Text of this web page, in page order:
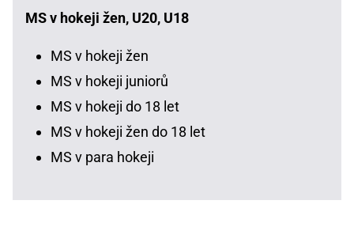
MS v hokeji žen, U20, U18
MS v hokeji žen
MS v hokeji juniorů
MS v hokeji do 18 let
MS v hokeji žen do 18 let
MS v para hokeji